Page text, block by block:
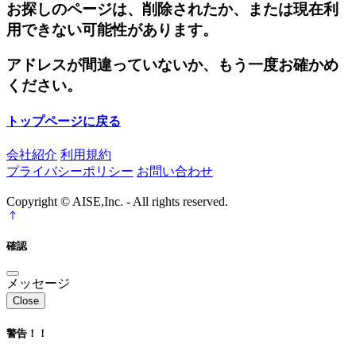
お探しのページは、削除されたか、または現在利
用できない可能性があります。
アドレスが間違っていないか、もう一度お確かめ
ください。
トップページに戻る
会社紹介 利用規約
プライバシーポリシー お問い合わせ
Copyright © AISE,Inc. - All rights reserved.
確認
メッセージ
Close
警告！！